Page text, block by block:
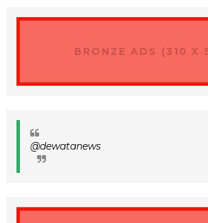
BRONZE ADS (310 X
@dewatanews